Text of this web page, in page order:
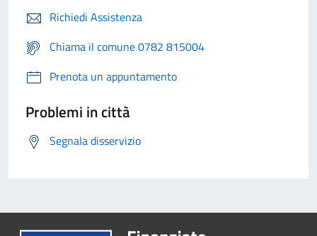
Richiedi Assistenza
Chiama il comune 0782 815004
Prenota un appuntamento
Problemi in città
Segnala disservizio